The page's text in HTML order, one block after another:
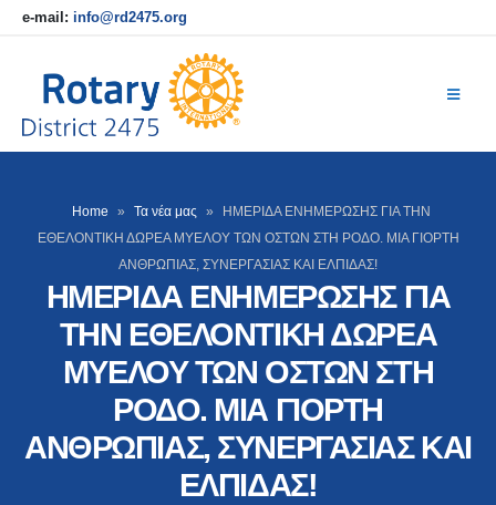
e-mail: info@rd2475.org
Home » Τα νέα μας »
ΗΜΕΡΙΔΑ ΕΝΗΜΕΡΩΣΗΣ ΓΙΑ ΤΗΝ
ΕΘΕΛΟΝΤΙΚΗ ΔΩΡΕΑ ΜΥΕΛΟΥ ΤΩΝ ΟΣΤΩΝ ΣΤΗ ΡΟΔΟ. ΜΙΑ ΓΙΟΡΤΗ
ΑΝΘΡΩΠΙΑΣ, ΣΥΝΕΡΓΑΣΙΑΣ ΚΑΙ ΕΛΠΙΔΑΣ!
ΗΜΕΡΙΔΑ ΕΝΗΜΕΡΩΣΗΣ ΓΙΑ
ΤΗΝ ΕΘΕΛΟΝΤΙΚΗ ΔΩΡΕΑ
ΜΥΕΛΟΥ ΤΩΝ ΟΣΤΩΝ ΣΤΗ
ΡΟΔΟ. ΜΙΑ ΓΙΟΡΤΗ
ΑΝΘΡΩΠΙΑΣ, ΣΥΝΕΡΓΑΣΙΑΣ ΚΑΙ
ΕΛΠΙΔΑΣ!